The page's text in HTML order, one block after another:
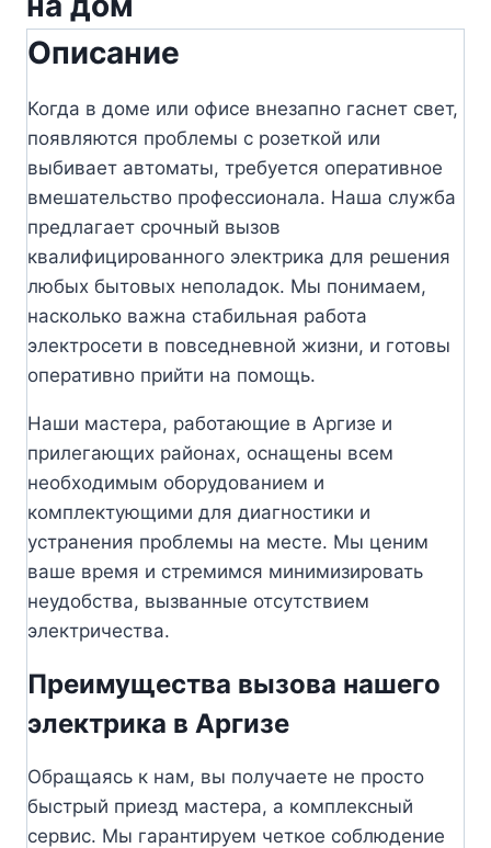
Описание
Когда в доме или офисе внезапно гаснет свет,
появляются проблемы с розеткой или
выбивает автоматы, требуется оперативное
вмешательство профессионала. Наша служба
предлагает срочный вызов
квалифицированного электрика для решения
любых бытовых неполадок. Мы понимаем,
насколько важна стабильная работа
электросети в повседневной жизни, и готовы
оперативно прийти на помощь.
Наши мастера, работающие в Аргизе и
прилегающих районах, оснащены всем
необходимым оборудованием и
комплектующими для диагностики и
устранения проблемы на месте. Мы ценим
ваше время и стремимся минимизировать
неудобства, вызванные отсутствием
электричества.
Преимущества вызова нашего
электрика в Аргизе
Обращаясь к нам, вы получаете не просто
быстрый приезд мастера, а комплексный
сервис. Мы гарантируем четкое соблюдение